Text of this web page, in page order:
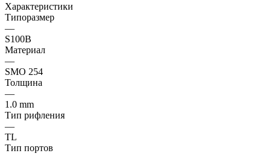
Характеристики
Типоразмер
—
S100B
Материал
—
SMO 254
Толщина
—
1.0 mm
Тип рифления
—
TL
Тип портов